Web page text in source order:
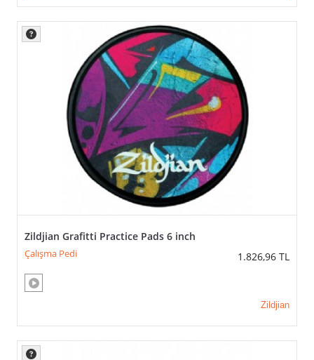
Zildjian Grafitti Practice Pads 6 inch
Çalışma Pedi 1.826,96 TL
Zildjian